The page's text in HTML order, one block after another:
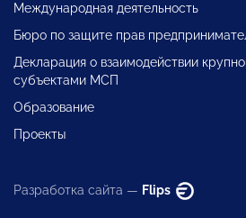
Международная деятельность
Бюро по защите прав
Декларация о взаимодействии
субъектами МСП
Образование
Проекты
Разработка сайта — Flips